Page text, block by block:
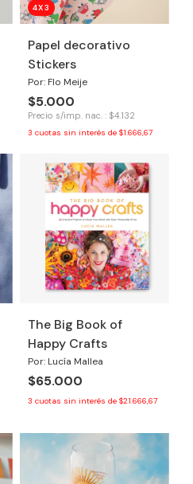
4X3
Papel decorativo
Stickers
Por: Flo Meije
$5.000
Precio s/imp. nac. : $4.132
3 cuotas sin interés de $1.666,67
The Big Book of
Happy Crafts
Por: Lucía Mallea
$65.000
3 cuotas sin interés de $21.666,67